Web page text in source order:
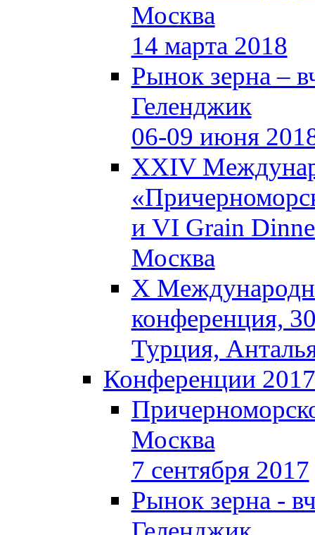
Москва
14 марта 2018
Рынок зерна –
Геленджик
06-09 июня
XXIV
и VI Grain
Москва
X
конференция,
Турция,
Конференции 2017
Москва
7 сентября 2017
Рынок зерна -